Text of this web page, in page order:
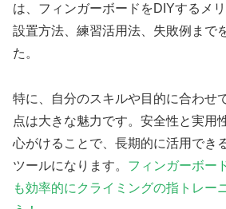
は、フィンガーボードをDIYするメ
設置方法、練習活用法、失敗例まで
た。
特に、自分のスキルや目的に合わせ
点は大きな魅力です。安全性と実用
心がけることで、長期的に活用でき
ツールになります。 フィンガーボー
も効率的にクライミングの指トレー